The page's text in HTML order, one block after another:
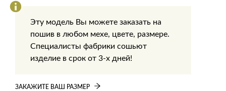
Эту модель Вы можете заказать на
пошив в любом мехе, цвете, размере.
Специалисты фабрики сошьют
изделие в срок от 3-х дней!
ЗАКАЖИТЕ ВАШ РАЗМЕР